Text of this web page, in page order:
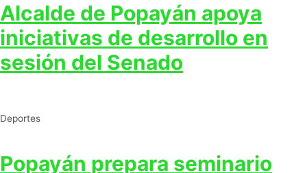
Alcalde de Popayán apoya
iniciativas de desarrollo en
sesión del Senado
Deportes
Popayán prepara seminario